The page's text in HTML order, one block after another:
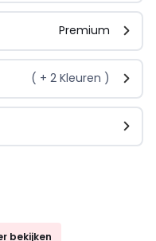
Premium
( + 2 Kleuren )
bekijken